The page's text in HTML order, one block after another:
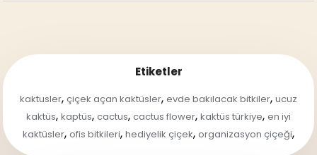
Etiketler
kaktusler, çiçek açan kaktüsler, evde bakılacak bitkiler, ucuz
kaktüs, kaptüs, cactus, cactus flower, kaktüs türkiye, en iyi
kaktüsler, ofis bitkileri, hediyelik çiçek, organizasyon çiçeği,